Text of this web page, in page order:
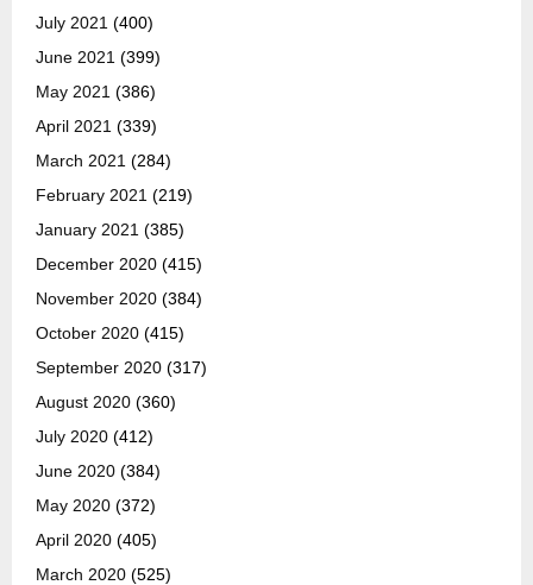
July 2021 (400)
June 2021 (399)
May 2021 (386)
April 2021 (339)
March 2021 (284)
February 2021 (219)
January 2021 (385)
December 2020 (415)
November 2020 (384)
October 2020 (415)
September 2020 (317)
August 2020 (360)
July 2020 (412)
June 2020 (384)
May 2020 (372)
April 2020 (405)
March 2020 (525)